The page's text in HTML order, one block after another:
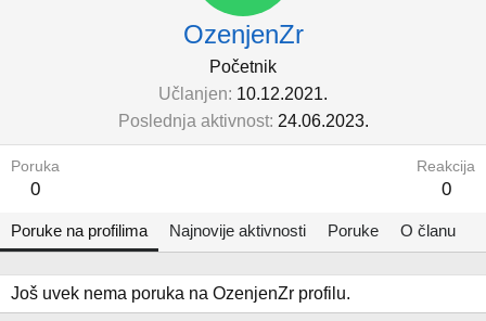
OzenjenZr
Početnik
Učlanjen 10.12.2021.
Poslednja aktivnost 24.06.2023.
Poruka
0
Reakcija
0
Poruke na profilima Najnovije aktivnosti Poruke O članu
Još uvek nema poruka na OzenjenZr profilu.